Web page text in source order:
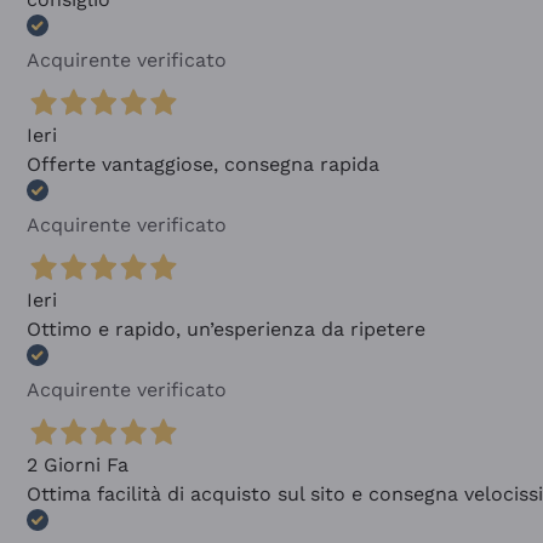
Acquirente verificato
Ieri
Offerte vantaggiose, consegna rapida
Acquirente verificato
Ieri
Ottimo e rapido, un’esperienza da ripetere
Acquirente verificato
2 Giorni Fa
Ottima facilità di acquisto sul sito e consegna